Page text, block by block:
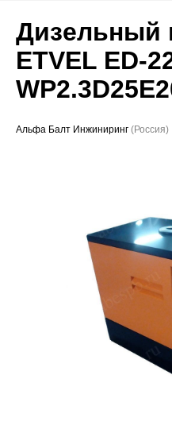
Сервис
Судовое
Проекты
Дизельный
ETVEL ED-
Альфа Балт Инжиниринг (Россия)